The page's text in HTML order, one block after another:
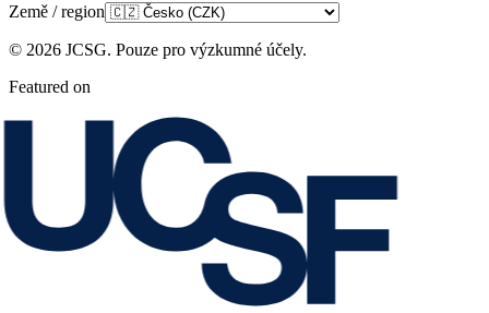
Země / region
© 2026 JCSG. Pouze pro výzkumné účely.
Featured on